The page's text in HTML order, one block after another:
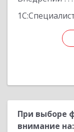
При выборе
внимание на: